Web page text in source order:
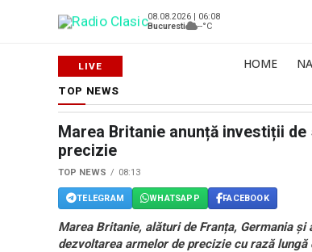
08.08.2026 | 06:08
Bucuresti
--°C
HOME
TOP NEWS
Marea Britanie anunță investiții
precizie
TOP NEWS 08:13
TELEGRAM WHATSAPP FACEBOOK
Marea Britanie, alături de Franța, Germania
dezvoltarea armelor de precizie cu rază